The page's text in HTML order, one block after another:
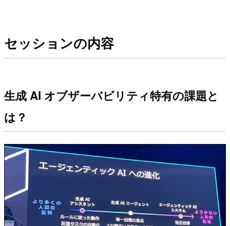
セッションの内容
生成 AI オブザーバビリティ特有の課題と
は？